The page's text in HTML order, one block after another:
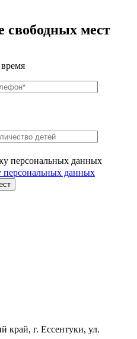
свободных мест
персональных данных
персональных данных
край, г. Ессентуки, ул.